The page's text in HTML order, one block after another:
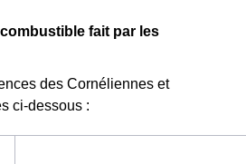
fait par les
des Cornéliennes et
ci-dessous :